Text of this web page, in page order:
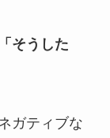
そうした
ガティブな